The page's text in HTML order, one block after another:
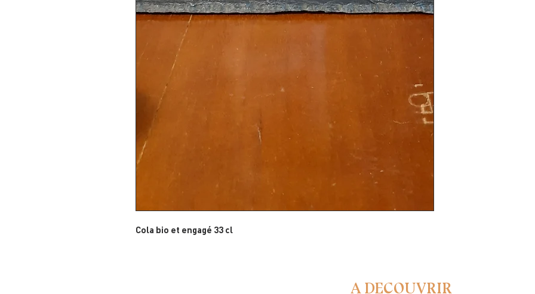
Cola bio et engagé 33 cl
A DECOUVRIR